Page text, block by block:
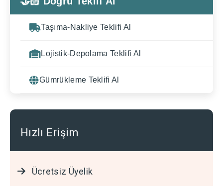
Taşıma-Nakliye Teklifi Al
Lojistik-Depolama Teklifi Al
Gümrükleme Teklifi Al
Hızlı Erişim
Ücretsiz Üyelik